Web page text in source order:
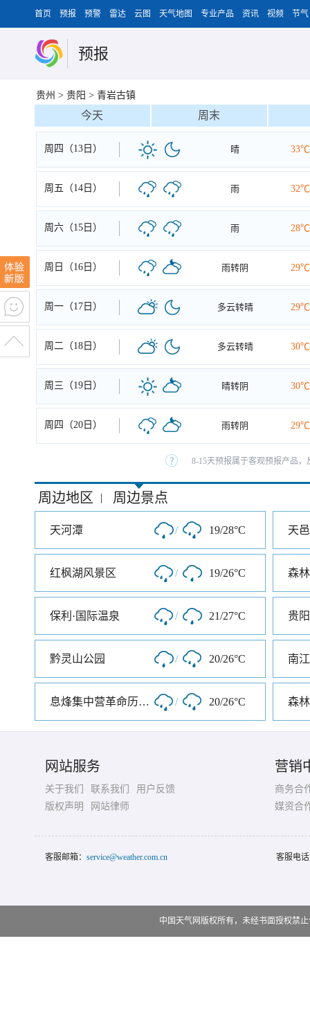
首页 预报 预警 雷达 云图 天气地图 专业产品 资讯 视频 节气
预报
贵州 > 贵阳 > 青岩古镇
今天 周末
周四（13日） 晴 33℃
周五（14日） 雨 32℃
周六（15日） 雨 28℃
周日（16日） 雨转阴 29℃
周一（17日） 多云转晴 29℃
周二（18日） 多云转晴 30℃
周三（19日） 晴转阴 30℃
周四（20日） 雨转阴 29℃
8-15天预报属于客观预报产品
周边地区 | 周边景点
天河潭 / 19/28°C
红枫湖风景区 / 19/26°C 森
保利·国际温泉 / 21/27°C 贵
黔灵山公园 / 20/26°C 南
息烽集中营革命历史纪念馆 / 20/26°C 森
网站服务
关于我们 联系我们
用户反馈
版权声明
网站律师
营销
商务合
媒资合
客服邮箱： service@weather.com.cn 客服电
中国天气网版权所有，未经书面授权